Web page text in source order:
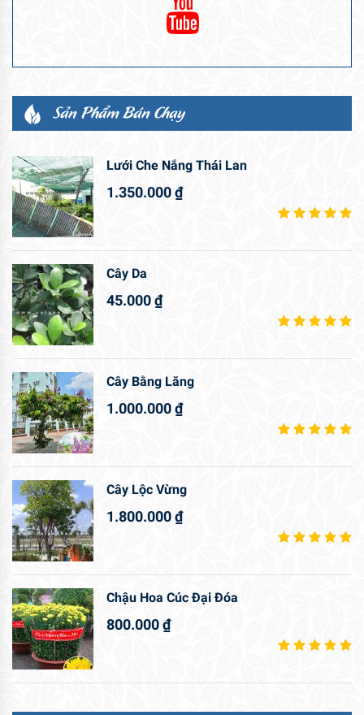
Sản Phẩm Bán Chạy
Lưới Che Nắng Thái Lan
1.350.000₫
Cây Da
45.000₫
Cây Bằng Lăng
1.000.000₫
Cây Lộc Vừng
1.800.000₫
Chậu Hoa Cúc Đại Đóa
800.000₫